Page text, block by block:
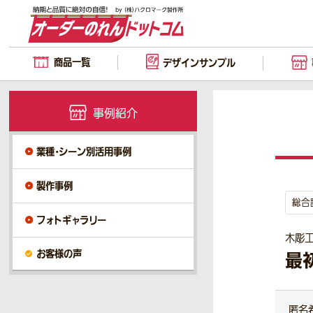
商品一覧 デザインサンプル
総合
木彫
最
事例紹介
業種・シーン別活用事例
製作事例
フォトギャラリー
お客様の声